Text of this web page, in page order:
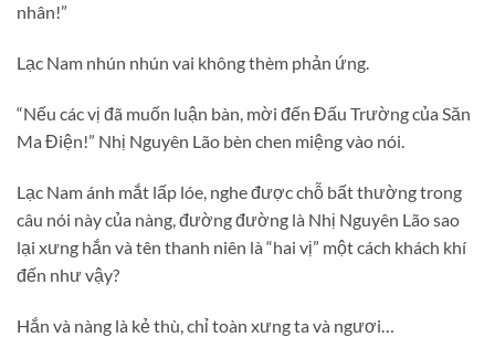
nhân!”
Lạc Nam nhún nhún vai không thèm phản ứng.
“Nếu các vị đã muốn luận bàn, mời đến Đấu Trường của Săn
Ma Điện!” Nhị Nguyên Lão bèn chen miệng vào nói.
Lạc Nam ánh mắt lấp lóe, nghe được chỗ bất thường trong
câu nói này của nàng, đường đường là Nhị Nguyên Lão sao
lại xưng hắn và tên thanh niên là “hai vị” một cách khách khí
đến như vậy?
Hắn và nàng là kẻ thù, chỉ toàn xưng ta và ngươi…